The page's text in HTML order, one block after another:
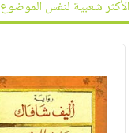
الأكثر شعبية لنفس الموضوع